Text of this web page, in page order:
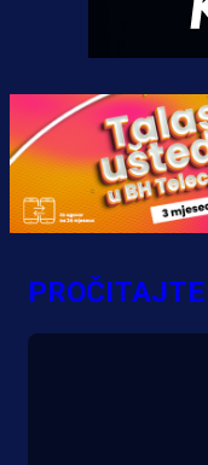
Promo vijesti
Počinje
ponudu
3 h 43 min